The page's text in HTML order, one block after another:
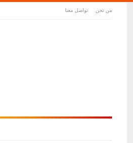
من نحن تواصل معنا